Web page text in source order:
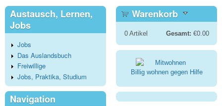
Austausch, Lernen,
Jobs
Jobs
Das Auslandsbuch
Freiwillige
Jobs, Praktika, Studium
Navigation
Warenkorb
0Artikel Gesamt: €0.00
Billig wohnen gegen Hilfe